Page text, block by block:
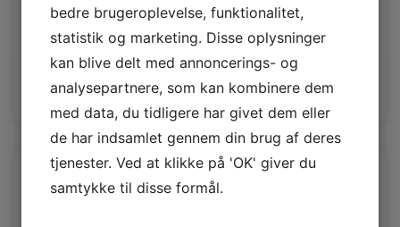
Blåræv skind pink
Blåræve
Log ind / Ny kunde
bedre brugeroplevelse, funktionalitet,
statistik og marketing. Disse oplysninger
kan blive delt med annoncerings- og
analysepartnere, som kan kombinere dem
med data, du tidligere har givet dem eller
de har indsamlet gennem din brug af deres
tjenester. Ved at klikke på 'OK' giver du
samtykke til disse formål.